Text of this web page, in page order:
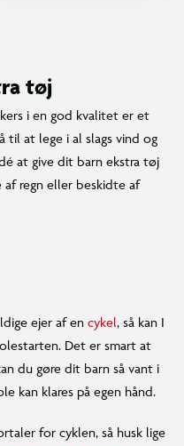
tøj
i en god kvalitet er et
at lege i al slags vind og
at give dit barn ekstra tøj
af regn eller beskidte af
ejer af en cykel, så kan I
Det er smart at
du gøre dit barn så vant i
kan klares på egen hånd.
for cyklen, så husk lige